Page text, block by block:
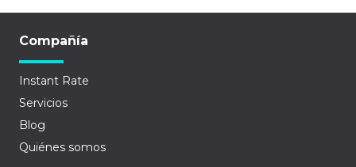
Compañía
Instant Rate
Servicios
Blog
Quiénes somos